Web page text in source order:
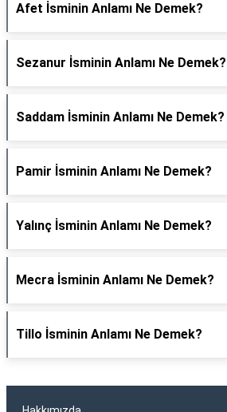
Afet İsminin Anlamı Ne Demek?
Sezanur İsminin Anlamı Ne Demek?
Saddam İsminin Anlamı Ne Demek?
Pamir İsminin Anlamı Ne Demek?
Yalınç İsminin Anlamı Ne Demek?
Mecra İsminin Anlamı Ne Demek?
Tillo İsminin Anlamı Ne Demek?